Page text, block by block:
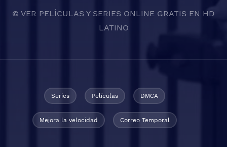
© VER PELÍCULAS Y SERIES ONLINE GRATIS EN HD
LATINO
Series Películas DMCA
Mejora la velocidad Correo Temporal